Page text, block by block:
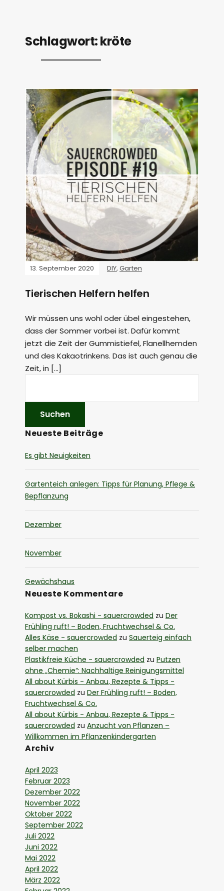
Schlagwort:kröte
13. September 2020 DIY, Garten
Tierischen Helfern helfen
Wir müssen uns wohl oder übel eingestehen,
dass der Sommer vorbei ist. Dafür kommt
jetzt die Zeit der Gummistiefel, Flanellhemden
und des Kakaotrinkens. Das ist auch genau die
Zeit, in […]
Neueste Beiträge
Es gibt Neuigkeiten
Gartenteich anlegen: Tipps für Planung, Pflege &
Bepflanzung
Dezember
November
Gewächshaus
Neueste Kommentare
Kompost vs. Bokashi - sauercrowded zu Der
Frühling ruft! – Boden, Fruchtwechsel & Co.
Alles Käse - sauercrowded zu Sauerteig einfach
selber machen
Plastikfreie Küche - sauercrowded zu Putzen
ohne „Chemie“: Nachhaltige Reinigungsmittel
All about Kürbis - Anbau, Rezepte & Tipps -
sauercrowded zu Der Frühling ruft! – Boden,
Fruchtwechsel & Co.
All about Kürbis - Anbau, Rezepte & Tipps -
sauercrowded zu Anzucht von Pflanzen –
Willkommen im Pflanzenkindergarten
Archiv
April 2023
Februar 2023
Dezember 2022
November 2022
Oktober 2022
September 2022
Juli 2022
Juni 2022
Mai 2022
April 2022
März 2022